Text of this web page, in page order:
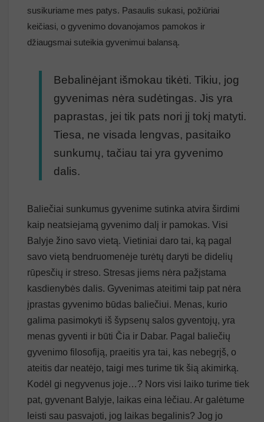
susikuriame mes patys. Pasaulis sukasi, požiūriai
keičiasi, o gyvenimo dovanojamos pamokos ir
džiaugsmai suteikia gyvenimui balansą.
Bebalinėjant išmokau tikėti. Tikiu, jog
gyvenimas nėra sudėtingas. Jis yra
paprastas, jei tik pats nori jį tokį matyti.
Tiesa, ne visada lengvas, pasitaiko
sunkumų, tačiau tai yra gyvenimo
dalis.
Baliečiai sunkumus gyvenime sutinka atvira širdimi
kaip neatsiejamą gyvenimo dalį ir pamokas. Visi
Balyje žino savo vietą. Vietiniai daro tai, ką pagal
savo vietą bendruomenėje turėtų daryti be didelių
rūpesčių ir streso. Stresas jiems nėra pažįstama
kasdienybės dalis. Gyvenimas ateitimi taip pat nėra
įprastas gyvenimo būdas baliečiui. Menas, kurio
galima pasimokyti iš šypsenų salos gyventojų, yra
menas gyventi ir būti Čia ir Dabar. Pagal baliečių
gyvenimo filosofiją, praeitis yra tai, kas nebegrįš, o
ateitis dar neatėjo, taigi mes turime tik šią akimirką.
Kodėl gi negyvenus joje…? Nors visi laiko turime tiek
pat, gyvenant Balyje, laikas eina lėčiau. Ar galėtume
leisti sau pasvajoti, jog laikas begalinis? Jog jo